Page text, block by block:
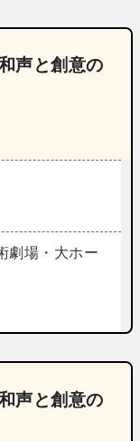
声と創意の
劇場・大ホー
声と創意の